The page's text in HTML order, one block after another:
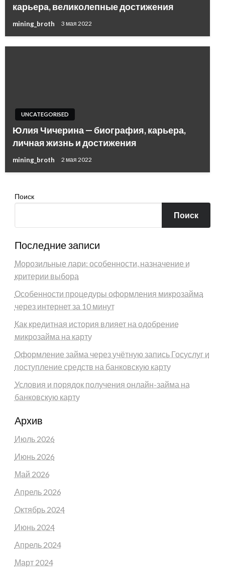
карьера, великолепные достижения
mining_broth 3 мая 2022
UNCATEGORISED
Юлия Чичерина — биография, карьера,
личная жизнь и достижения
mining_broth 2 мая 2022
Поиск
Поиск
Последние записи
Морозильные лари: особенности, назначение и
критерии выбора
Особенности процедуры оформления микрозайма
через интернет за 10 минут
Как кредитная история влияет на одобрение
микрозайма на карту
Оформление займа через учётную запись Госуслуг и
поступление средств на банковскую карту
Условия и порядок получения онлайн-займа на
банковскую карту
Архив
Июль 2026
Июнь 2026
Май 2026
Апрель 2026
Октябрь 2024
Июнь 2024
Апрель 2024
Март 2024